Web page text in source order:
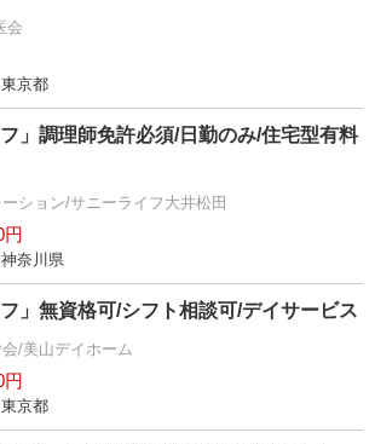
会
京都
フ」調理師免許必須/日勤のみ/住宅型有料
ション/サニーライフ大井松田
円
奈川県
」無資格可/シフト相談可/デイサービス
/美山デイホーム
円
京都